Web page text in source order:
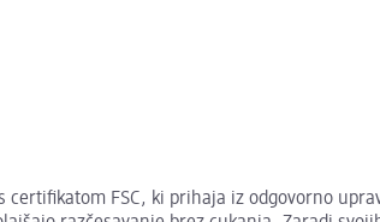
FSC, ki prihaja iz odgovorno